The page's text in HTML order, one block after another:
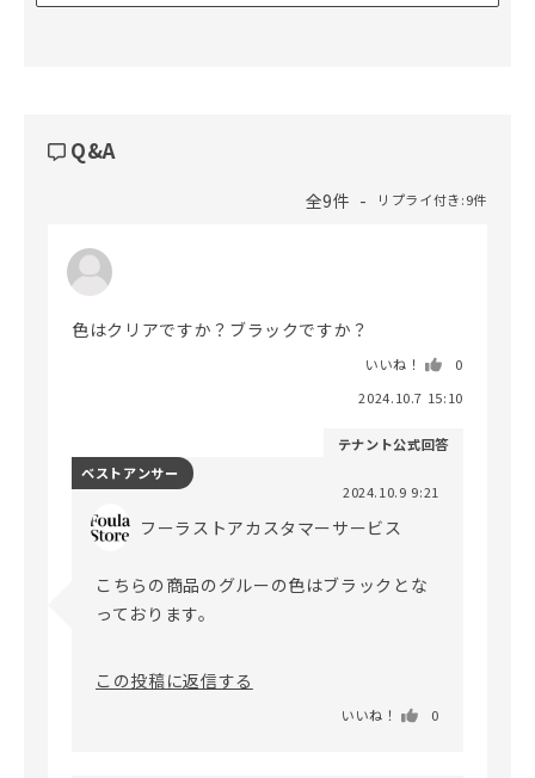
Q&A
全9件 リプライ付き:9件
色はクリアですか？ブラックですか？
いいね！
0
2024.10.7 15:10
2024.10.9 9:21
フーラストアカスタマーサービス
こちらの商品のグルーの色はブラックとな
っております。
この投稿に返信する
いいね！ 0
ベストアンサー
テナント公式回答